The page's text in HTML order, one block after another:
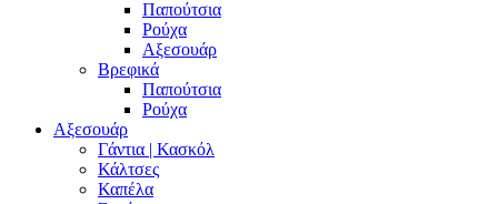
Παπούτσια
Ρούχα
Αξεσουάρ
Βρεφικά
Παπούτσια
Ρούχα
Αξεσουάρ
Γάντια | Κασκόλ
Κάλτσες
Καπέλα